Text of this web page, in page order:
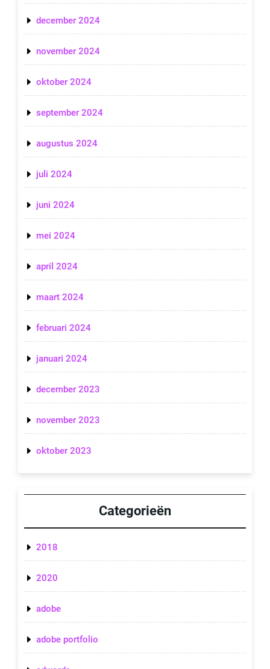
december 2024
november 2024
oktober 2024
september 2024
augustus 2024
juli 2024
juni 2024
mei 2024
april 2024
maart 2024
februari 2024
januari 2024
december 2023
november 2023
oktober 2023
Categorieën
2018
2020
adobe
adobe portfolio